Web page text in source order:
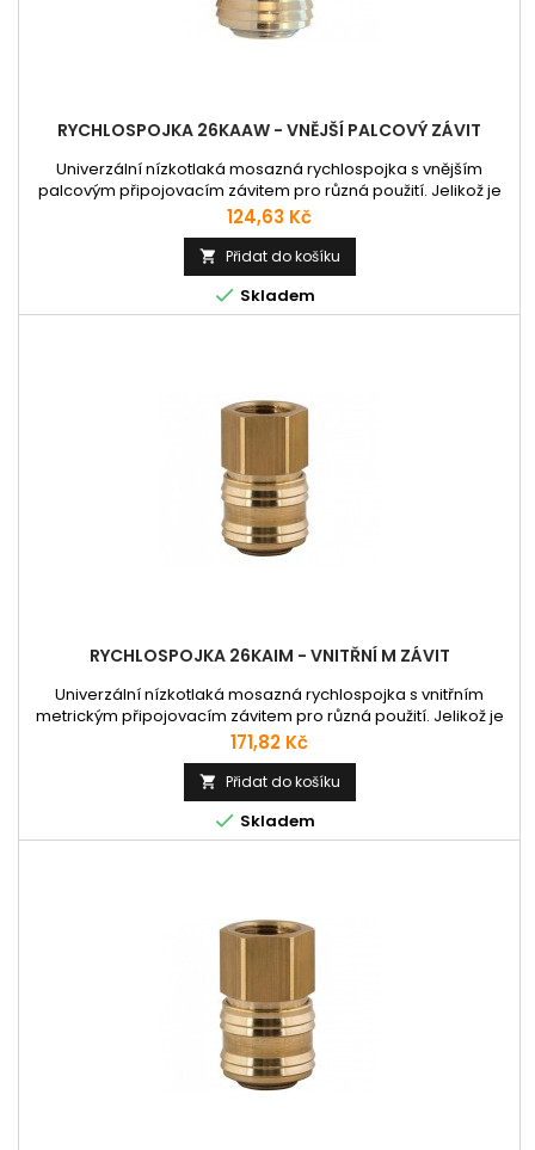
RYCHLOSPOJKA 26KAAW - VNĚJŠÍ PALCOVÝ ZÁVIT
Univerzální nízkotlaká mosazná rychlospojka s vnějším
palcovým připojovacím závitem pro různá použití. Jelikož je
osazena pojistnými válečky z tvrzené oceli, umožnuje spojení
i s ocelovými vsuvkami různého pneumatického nářadí.
Vnitřní pružina je vyrobena z nerezové oceli 1.4310;
deblokovací kolíky z nerezové oceli 1.4034, tvrzeno 54HRC;
těsnění NBR. Dle...
Cena
124,63 Kč
 Přidat do košíku
 Skladem
RYCHLOSPOJKA 26KAIM - VNITŘNÍ M ZÁVIT
Univerzální nízkotlaká mosazná rychlospojka s vnitřním
metrickým připojovacím závitem pro různá použití. Jelikož je
osazena pojistnými válečky z tvrzené oceli, umožnuje spojení
i s ocelovými vsuvkami různého pneumatického nářadí.
Vnitřní pružina je vyrobena z nerezové oceli 1.4310;
deblokovací kolíky z nerezové oceli 1.4034, tvrzeno 54HRC;
těsnění NBR....
Cena
171,82 Kč
 Přidat do košíku
 Skladem